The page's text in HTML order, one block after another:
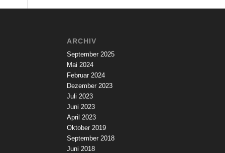
ARCHIV
September 2025
Mai 2024
Februar 2024
Dezember 2023
Juli 2023
Juni 2023
April 2023
Oktober 2019
September 2018
Juni 2018